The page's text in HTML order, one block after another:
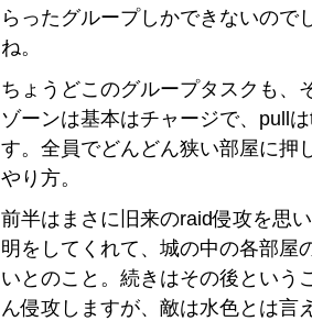
らったグループしかできないので
ね。
ちょうどこのグループタスクも、
ゾーンは基本はチャージで、pull
す。全員でどんどん狭い部屋に押
やり方。
前半はまさに旧来のraid侵攻を思
明をしてくれて、城の中の各部屋
いとのこと。続きはその後という
ん侵攻しますが、敵は水色とは言